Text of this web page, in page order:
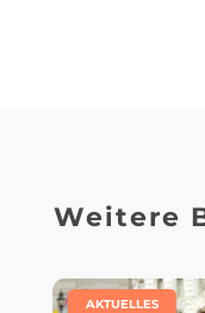
Weitere
AKTUELLES